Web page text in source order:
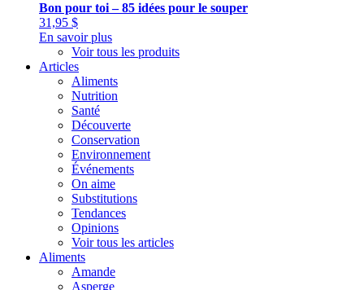
Bon pour toi – 85 idées pour le souper
31,95 $
En savoir plus
Voir tous les produits
Articles
Aliments
Nutrition
Santé
Découverte
Conservation
Environnement
Événements
On aime
Substitutions
Tendances
Opinions
Voir tous les articles
Aliments
Amande
Asperge